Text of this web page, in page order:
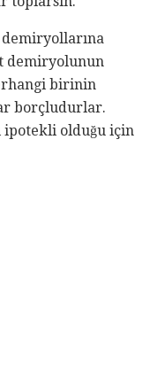
demiryolunun
birinin
borçludurlar.
ipotekli olduğu için